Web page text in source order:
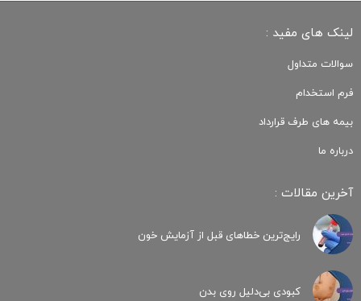
لینک های مفید :
سوالات متداول
فرم استخدام
بیمه های طرف قرارداد
درباره ما
آخرین مقالات :
رایج‌ترین خطاهای قبل از آزمایش خون
کبودی‌ بی‌دلیل روی بدن